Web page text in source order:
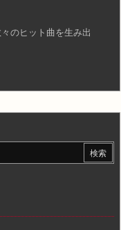
のヒット曲を生み出